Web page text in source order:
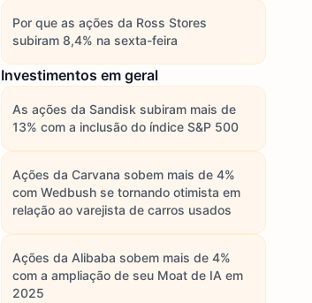
Por que as ações da Ross Stores
subiram 8,4% na sexta-feira
Investimentos em geral
As ações da Sandisk subiram mais de
13% com a inclusão do índice S&P 500
Ações da Carvana sobem mais de 4%
com Wedbush se tornando otimista em
relação ao varejista de carros usados
Ações da Alibaba sobem mais de 4%
com a ampliação de seu Moat de IA em
2025